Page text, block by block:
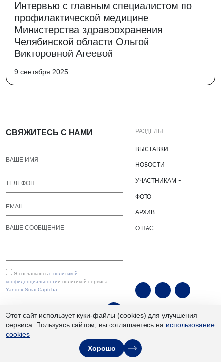
Интервью с главным специалистом по
профилактической медицине
Министерства здравоохранения
Челябинской области Ольгой
Викторовной Агеевой
9 сентября 2025
СВЯЖИТЕСЬ С НАМИ
Я соглашаюсь с политикой
конфиденциальностии политикой сервиса
Yandex SmartCaptcha.
РАЗДЕЛЫ
ВЫСТАВКИ
НОВОСТИ
УЧАСТНИКАМ
ФОТО
АРХИВ
О НАС
ЮУКВЦ «Экспочел» | ©
2013–2026
Этот сайт использует куки-файлы (cookies) для улучшения
сервиса. Пользуясь сайтом, вы соглашаетесь на использование
cookies
Хорошо